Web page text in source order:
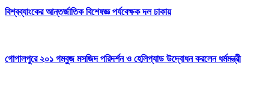
বিশ্বব্যাংকের আন্তর্জাতিক বিশেষজ্ঞ পর্যবেক্ষক দল ঢাকায়
গোপালপুরে ২০১ গম্বুজ মসজিদ পরিদর্শন ও হেলিপ্যাড উদ্বোধন করলেন ধর্মমন্ত্রী